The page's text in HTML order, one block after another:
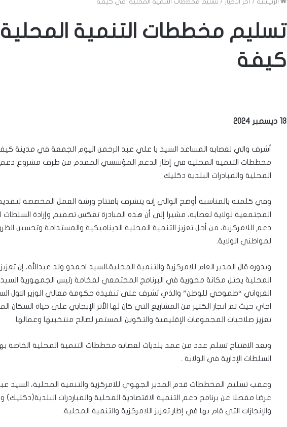
تسليم مخططات التنمية
كيفة
13 ديسمبر 2024
أشرف والي لعصابه المساعد السيد با علي عبد الرحمن اليوم الجمعة في مدينة
مخططات التنمية المحلية في إطار الدعم المؤسسي المقدم من طرف مشروع دعم
المحلية والمبادرات البلدية دكليك.
وفي كلمته بالمناسبة أوضح الوالي إنه يتشرف بافتتاح ورشة العمل المخصصة
المجتمعية لولاية لعصابه، مشيرا إلى أن هذه المبادرة تعكس تصميم وإرادة
دعم اللامركزية، من أجل تعزيز التنمية المحلية الديناميكية والمستدامة وتحسين
لمواطني الولاية.
وبدوره قال المدير العام للامركزية والتنمية المحلية،السيد احمدو ولد عبدالله، إن
المحلية يحتل مكانة محورية في البرنامج المجتمعي لفخامة رئيس الجمهورية
الغزواني “طموحي للوطن” والذي تشرف على تنفيذه حكومة معالي الوزير الاول
اجاي حيث تم انجاز الكثير من المشاريع التي كان لها الأثر الإيجابي على حياة السكان
تعزيز صلاحيات المجموعات الإقليمية والتكوين المستمر لصالح منتخبيها وعمالها.
وبعد الافتتاح تسلم عدد من عمد بلديات لعصابه مخططات التنمية المحلية
السلطات الإدارية في الولاية .
وعقب تسليم المخططات قدم المدير الجهوي للامركزية والتنمية المحلية، السيد
عرضا مفصلا عن برنامج دعم التنمية الاقتصادية المحلية والمباردرات البلدية(دكليك)
والإنجازات التي قام بها في إطار تعزيز اللامركزية والتنمية المحلية.